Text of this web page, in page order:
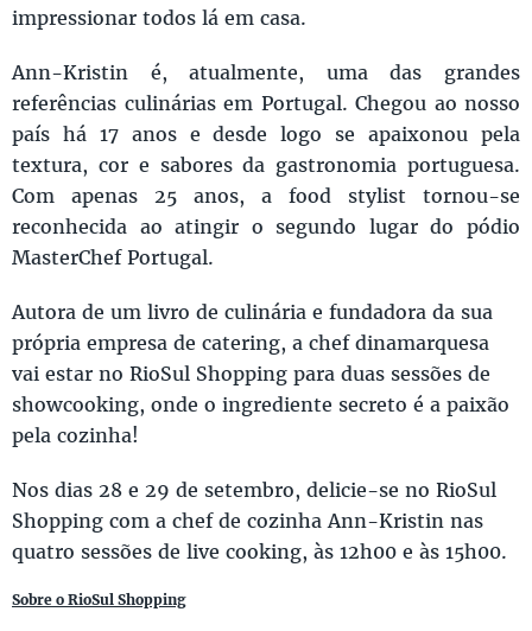
impressionar todos lá em casa.
Ann-Kristin é, atualmente, uma das grandes
referências culinárias em Portugal. Chegou ao nosso
país há 17 anos e desde logo se apaixonou pela
textura, cor e sabores da gastronomia portuguesa.
Com apenas 25 anos, a food stylist tornou-se
reconhecida ao atingir o segundo lugar do pódio
MasterChef Portugal.
Autora de um livro de culinária e fundadora da sua
própria empresa de catering, a chef dinamarquesa
vai estar no RioSul Shopping para duas sessões de
showcooking, onde o ingrediente secreto é a paixão
pela cozinha!
Nos dias 28 e 29 de setembro, delicie-se no RioSul
Shopping com a chef de cozinha Ann-Kristin nas
quatro sessões de live cooking, às 12h00 e às 15h00.
Sobre o RioSul Shopping